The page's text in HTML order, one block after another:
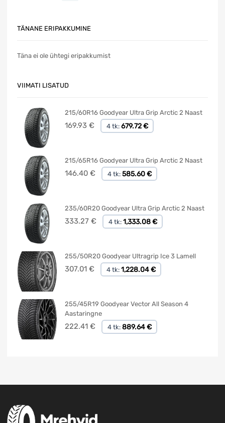
TÄNANE ERIPAKKUMINE
Täna ei ole ühtegi eripakkumist
VIIMATI LISATUD
215/60R16 Goodyear Ultra Grip Arctic 2 Naast
169.93 € 4 tk: 679.72 €
215/65R16 Goodyear Ultra Grip Arctic 2 Naast
146.40 € 4 tk: 585.60 €
235/60R20 Goodyear Ultra Grip Arctic 2 Naast
333.27 € 4 tk: 1,333.08 €
255/50R20 Goodyear Ultragrip Ice 3 Lamell
307.01 € 4 tk: 1,228.04 €
255/45R19 Goodyear Vector All Season 4
Aastaringne
222.41 € 4 tk: 889.64 €